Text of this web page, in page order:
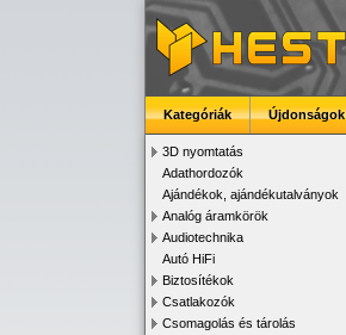
Kategóriák Újdonságok
3D nyomtatás
Adathordozók
Ajándékok, ajándékutalványok
Analóg áramkörök
Audiotechnika
Autó HiFi
Biztosítékok
Csatlakozók
Csomagolás és tárolás